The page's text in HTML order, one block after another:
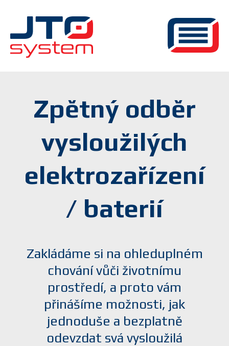
Zpětný odběr
vysloužilých
elektrozařízení
/ baterií
Zakládáme si na ohleduplném
chování vůči životnímu
prostředí, a proto vám
přinášíme možnosti, jak
jednoduše a bezplatně
odevzdat svá vysloužilá